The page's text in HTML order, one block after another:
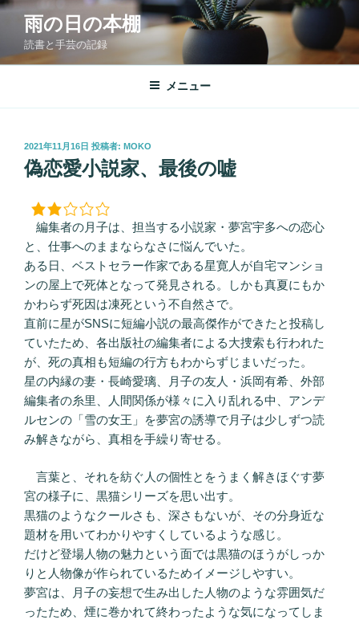
コ
ン
へ
雨の日の本棚
読書と手芸の記録
メニュー
投
稿
日:
2021年11月16日 投稿者: MOKO
偽恋愛小説家、最後の嘘
編集者の月子は、担当する小説家・夢宮宇多への恋心
と、仕事へのままならなさに悩んでいた。
ある日、ベストセラー作家である星寛人が自宅マンショ
ンの屋上で死体となって発見される。しかも真夏にもか
かわらず死因は凍死という不自然さで。
直前に星がSNSに短編小説の最高傑作ができたと投稿し
ていたため、各出版社の編集者による大捜索も行われた
が、死の真相も短編の行方もわからずじまいだった。
星の内縁の妻・長崎愛璃、月子の友人・浜岡有希、外部
編集者の糸里、人間関係が様々に入り乱れる中、アンデ
ルセンの「雪の女王」を夢宮の誘導で月子は少しずつ読
み解きながら、真相を手繰り寄せる。
言葉と、それを紡ぐ人の個性とをうまく解きほぐす夢
宮の様子に、黒猫シリーズを思い出す。
黒猫のようなクールさも、深さもないが、その分身近な
題材を用いてわかりやすくしているような感じ。
だけど登場人物の魅力という面では黒猫のほうがしっか
りと人物像が作られているためイメージしやすい。
夢宮は、月子の妄想で生み出した人物のような雰囲気だ
ったため、煙に巻かれて終わったような気になってしま